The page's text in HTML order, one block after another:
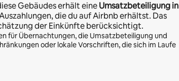
Gebäudes erhält eineUmsatzbeteiligung in
die du auf Airbnb erhältst. Das
der Einkünfte berücksichtigt.
für Übernachtungen, die Umsatzbeteiligung und
oder lokale Vorschriften, die sich im Laufe